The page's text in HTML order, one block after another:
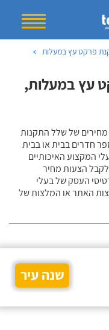
פרקט עץ במעלות
עץ במעלות,
של שלל התקנות
חדרים בבית או בבית
המקצוע האיכותיים
הצעות מחיר
העסק של בעלי
האתר או המלצות של
שנה עיר